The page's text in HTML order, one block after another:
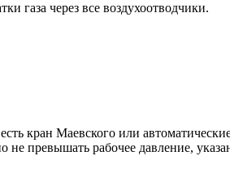
газа через все воздухоотводчики.
кран Маевского или
превышать рабочее давление,